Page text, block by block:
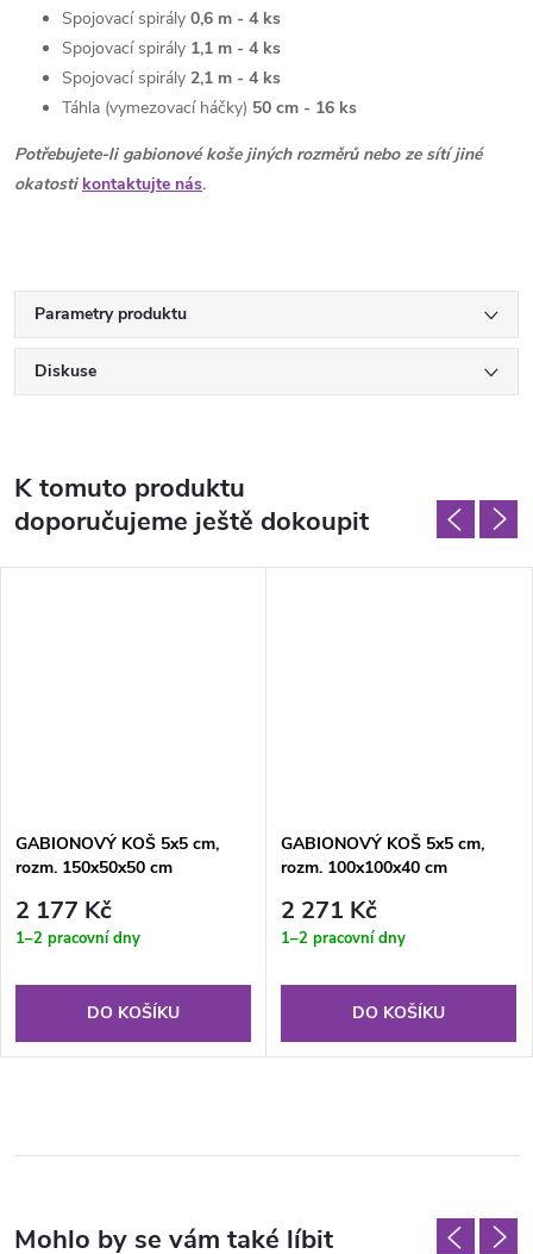
Spojovací spirály 0,6 m - 4 ks
Spojovací spirály 1,1 m - 4 ks
Spojovací spirály 2,1 m - 4 ks
Táhla (vymezovací háčky) 50 cm - 16 ks
Potřebujete-li gabionové koše jiných rozměrů nebo ze sítí jiné
okatosti kontaktujte nás.
Parametry produktu
Diskuse
K tomuto produktu
doporučujeme ještě dokoupit
GABIONOVÝ KOŠ 5x5 cm,
rozm. 150x50x50 cm
2 177 Kč
1–2 pracovní dny
DO KOŠÍKU
GABIONOVÝ KOŠ 5x5 cm,
rozm. 100x100x40 cm
2 271 Kč
1–2 pracovní dny
DO KOŠÍKU